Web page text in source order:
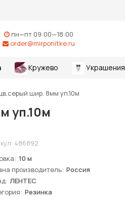
пн—пт 09:00—18:00
order@mirponitke.ru
Кружево Украшения
шир. 8мм уп.10м
уп.10м
486892
10 м
производитель Россия
ЛЕНТЕС
Резинка